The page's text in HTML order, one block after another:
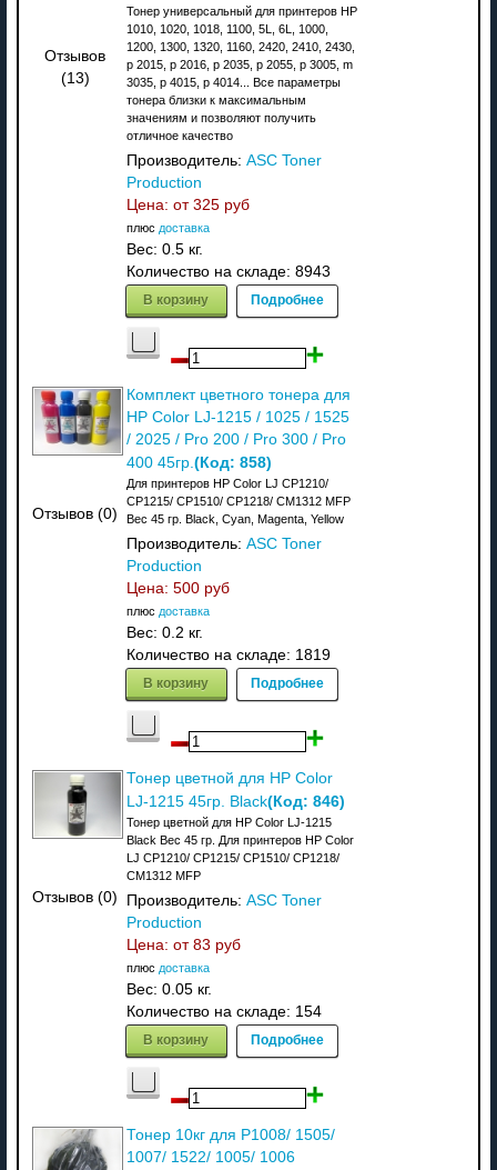
Отзывов
(13)
Тонер универсальный для принтеров HP
1010, 1020, 1018, 1100, 5L, 6L, 1000,
1200, 1300, 1320, 1160, 2420, 2410, 2430,
p 2015, p 2016, p 2035, p 2055, p 3005, m
3035, p 4015, p 4014... Все параметры
тонера близки к максимальным
значениям и позволяют получить
отличное качество
Производитель: ASC Toner
Production
Цена: от 325 руб
плюс доставка
Вес: 0.5 кг.
Количество на складе: 8943
В корзину Подробнее
Отзывов (0)
Комплект цветного тонера для
HP Color LJ-1215 / 1025 / 1525
/ 2025 / Pro 200 / Pro 300 / Pro
400 45гр. (Код: 858)
Для принтеров HP Color LJ CP1210/
CP1215/ CP1510/ CP1218/ CM1312 MFP
Вес 45 гр. Black, Cyan, Magenta, Yellow
Производитель: ASC Toner
Production
Цена: 500 руб
плюс доставка
Вес: 0.2 кг.
Количество на складе: 1819
В корзину Подробнее
Отзывов (0)
Тонер цветной для HP Color
LJ-1215 45гр. Black(Код: 846)
Тонер цветной для HP Color LJ-1215
Black Вес 45 гр. Для принтеров HP Color
LJ CP1210/ CP1215/ CP1510/ CP1218/
CM1312 MFP
Производитель: ASC Toner
Production
Цена: от 83 руб
плюс доставка
Вес: 0.05 кг.
Количество на складе: 154
В корзину Подробнее
Тонер 10кг для P1008/ 1505/
1007/ 1522/ 1005/ 1006